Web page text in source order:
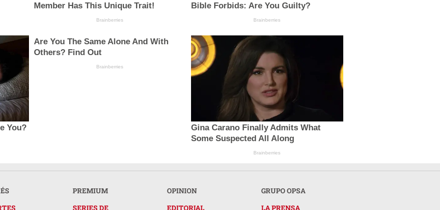
Member Has This Unique Trait!
Brainberries
Bible Forbids: Are You Guilty?
Brainberries
You?
Are You The Same Alone And With
Others? Find Out
Brainberries
Gina Carano Finally Admits What
Some Suspected All Along
Brainberries
PREMIUM
SERIES DE
OPINION
EDITORIAL
GRUPO OPSA
LA PRENSA